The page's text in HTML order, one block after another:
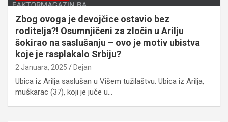
Zbog ovoga je devojčice ostavio bez
roditelja?! Osumnjičeni za zločin u Arilju
šokirao na saslušanju – ovo je motiv ubistva
koje je rasplakalo Srbiju?
2 Januara, 2025 Dejan
Ubica iz Arilja saslušan u Višem tužilaštvu. Ubica iz Arilja,
muškarac (37), koji je juče u…